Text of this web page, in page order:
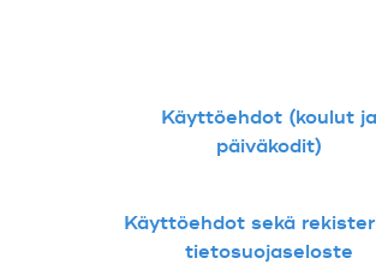
Käyttöehdot (koulut ja
päiväkodit)
Käyttöehdot sekä
tietosuojaseloste